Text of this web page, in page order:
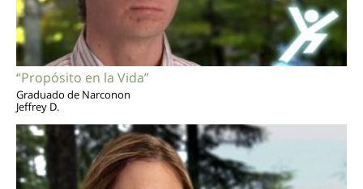
“Propósito en la Vida”
Graduado de Narconon
Jeffrey D.